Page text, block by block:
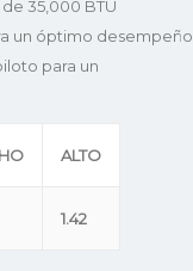
35,000 BTU
un óptimo desempeño
para un
ALTO
1.42